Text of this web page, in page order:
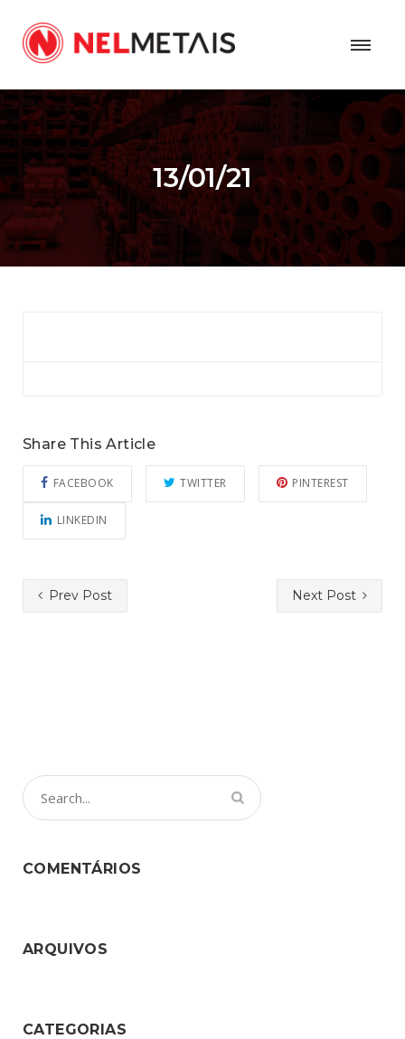
13/01/21
Share This Article
FACEBOOK TWITTER PINTEREST
LINKEDIN
Prev Post Next Post
COMENTÁRIOS
ARQUIVOS
CATEGORIAS